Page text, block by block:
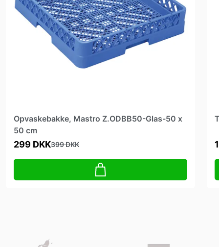
Opvaskebakke, Mastro Z.ODBB50-Glas-50 x
50 cm
299 DKK399 DKK